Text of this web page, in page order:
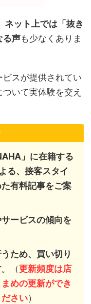
ネット上では「抜き
る声も少なくありま
スが提供されてい
いて実体験を交え
」に在籍する
る、接客スタイ
有料記事をご案
ービスの傾向を
ため、買い切り
。（更新頻度は店
めの更新ができ
さい）